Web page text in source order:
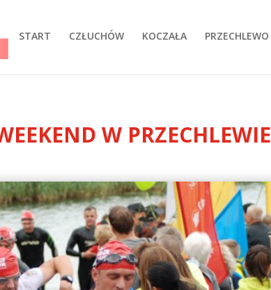
START CZŁUCHÓW KOCZAŁA PRZECHLEWO
W PRZECHLEWIE